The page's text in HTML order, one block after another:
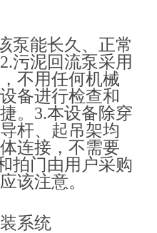
泵能长久、正常
污泥回流泵采用
不用任何机械
备进行检查和
。3.本设备除穿
杆、起吊架均
连接，不需要
拍门由用户采购
该注意。
系统